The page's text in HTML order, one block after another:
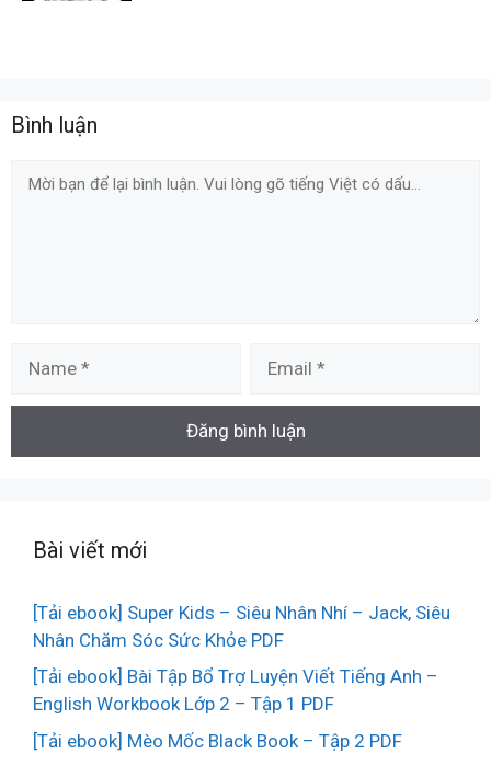
Bình luận
Comment
Bài viết mới
[Tải ebook] Super Kids – Siêu Nhân Nhí – Jack, Siêu
Nhân Chăm Sóc Sức Khỏe PDF
[Tải ebook] Bài Tập Bổ Trợ Luyện Viết Tiếng Anh –
English Workbook Lớp 2 – Tập 1 PDF
[Tải ebook] Mèo Mốc Black Book – Tập 2 PDF